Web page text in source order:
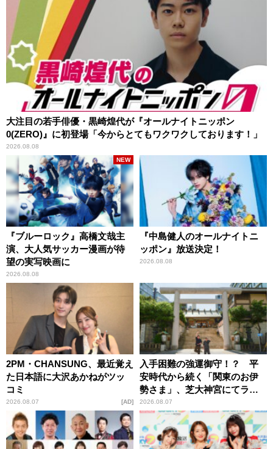
大注目の若手俳優・黒崎煌代が『オールナイトニッポン
0(ZERO)』に初登場「今からとてもワクワクしております！」
2026.08.08
『ブルーロック』高橋文哉主
演、大人気サッカー漫画が待
望の実写映画に
2026.08.08
NEW
『中島健人のオールナイトニ
ッポン』放送決定！
2026.08.08
2PM・CHANSUNG、最近覚え
た日本語に大沢あかねがツッ
コミ
2026.08.07 AD
入手困難の強運御守！？ 平
安時代から続く「関東のお伊
勢さま」、芝大神宮にてラン
パンプスが合格祈願！
2026.08.07